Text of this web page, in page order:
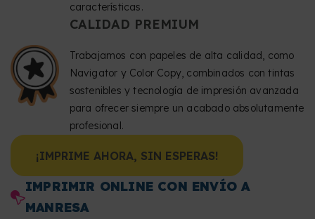
características.
CALIDAD PREMIUM
Trabajamos con papeles de alta calidad, como
Navigator y Color Copy, combinados con tintas
sostenibles y tecnología de impresión avanzada
para ofrecer siempre un acabado absolutamente
profesional.
¡IMPRIME AHORA, SIN ESPERAS!
IMPRIMIR ONLINE CON ENVÍO A
MANRESA